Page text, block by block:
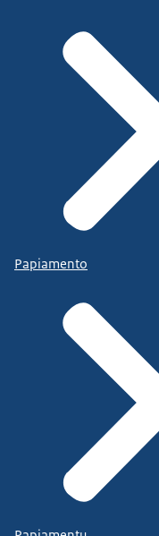
Papiamento